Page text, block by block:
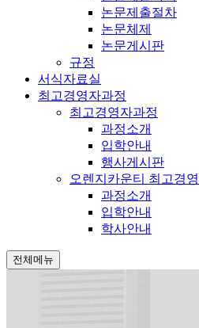
논문제출절차
논문체제
논문게시판
규정
서식자료실
최고경영자과정
최고경영자과정
과정소개
입학안내
행사게시판
오렌지카운티 최고경
과정소개
입학안내
학사안내
전체메뉴